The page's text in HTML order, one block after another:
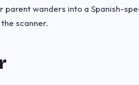
parent wanders into a Spanish-
scanner.